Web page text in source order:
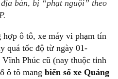
bàn, bị “phạt nguội” theo
hợp ô tô, xe máy vi phạm tín
quá tốc độ từ ngày 01-
Phúc cũ (nay thuộc tỉnh
ô tô mang biển số xe Quảng